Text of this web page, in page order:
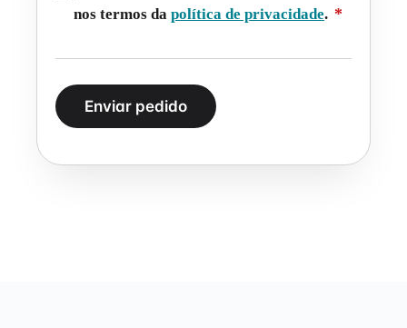
nos termos da política de privacidade. *
Enviar pedido